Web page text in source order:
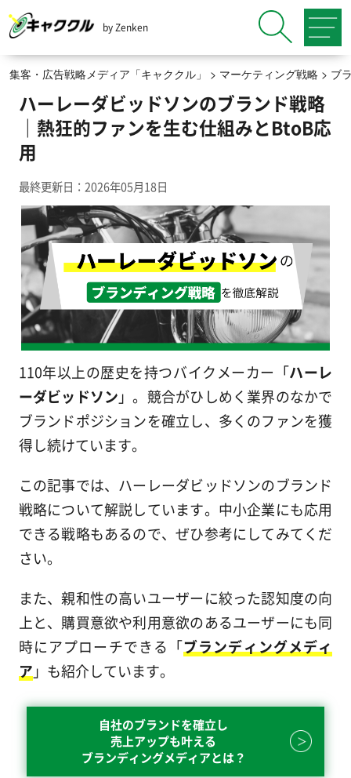
by Zenken
集客・広告戦略メディア「キャククル」 > マーケティング戦略> ブ
ハーレーダビッドソンのブランド戦略
｜熱狂的ファンを生む仕組みとBtoB応
用
最終更新日：2026年05月18日
110年以上の歴史を持つバイクメーカー「ハーレ
ーダビッドソン 」。競合がひしめく業界のなかで
ブランドポジションを確立し、多くのファンを獲
得し続けています。
この記事では、ハーレーダビッドソンのブランド
戦略について解説しています。中小企業にも応用
できる戦略もあるので、ぜひ参考にしてみてくだ
さい。
また、親和性の高いユーザーに絞った認知度の向
上と、購買意欲や利用意欲のあるユーザーにも同
時にアプローチできる「ブランディングメディ
ア 」も紹介しています。
自社のブランドを確立し
売上アップも叶える
ブランディングメディアとは？